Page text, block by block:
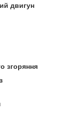
двигун
згоряння